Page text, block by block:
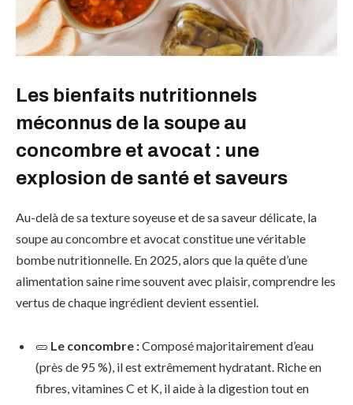
Les bienfaits nutritionnels
méconnus de la soupe au
concombre et avocat : une
explosion de santé et saveurs
Au-delà de sa texture soyeuse et de sa saveur délicate, la
soupe au concombre et avocat constitue une véritable
bombe nutritionnelle. En 2025, alors que la quête d’une
alimentation saine rime souvent avec plaisir, comprendre les
vertus de chaque ingrédient devient essentiel.
🥒 Le concombre :Composé majoritairement d’eau
(près de 95 %), il est extrêmement hydratant. Riche en
fibres, vitamines C et K, il aide à la digestion tout en